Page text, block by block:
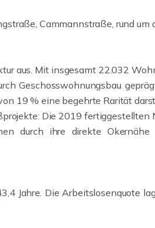
Cammannstraße, rund
aus. Mit insgesamt 22.032
Geschosswohnungsbau
19 % eine begehrte Rarität
Die 2019
durch ihre direkte
Jahre. Die Arbeitslosenquote